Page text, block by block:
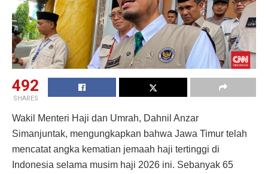
492
SHARES
Wakil Menteri Haji dan Umrah, Dahnil Anzar
Simanjuntak, mengungkapkan bahwa Jawa Timur telah
mencatat angka kematian jemaah haji tertinggi di
Indonesia selama musim haji 2026 ini. Sebanyak 65